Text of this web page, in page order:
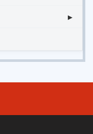
▸